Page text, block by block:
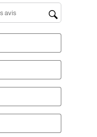
d'avis